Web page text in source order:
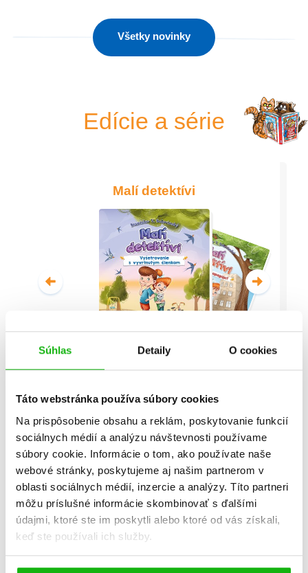
Súhlas Detaily O cookies
Táto webstránka používa súbory cookies
Na prispôsobenie obsahu a reklám, poskytovanie funkcií
sociálnych médií a analýzu návštevnosti používame
súbory cookie. Informácie o tom, ako používate naše
webové stránky, poskytujeme aj našim partnerom v
oblasti sociálnych médií, inzercie a analýzy. Títo partneri
môžu príslušné informácie skombinovať s ďalšími
údajmi, ktoré ste im poskytli alebo ktoré od vás získali,
keď ste používali ich služby.
Všetky novinky
Edície a série
Malí detektívi
Celá séria
Všetky edície a série